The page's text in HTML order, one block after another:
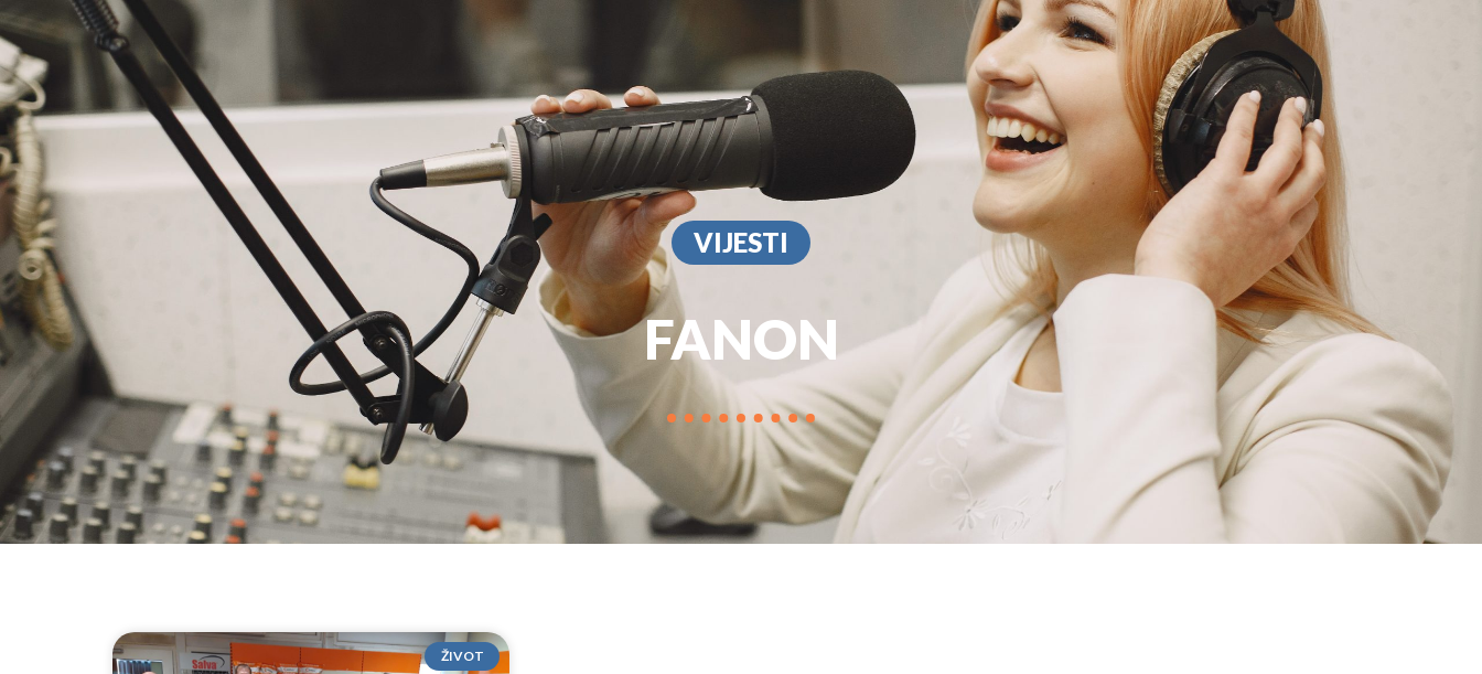
PROGRAM MARKETING KONTAKT DOKUMENTI
VIJESTI
FANON
ŽIVOT